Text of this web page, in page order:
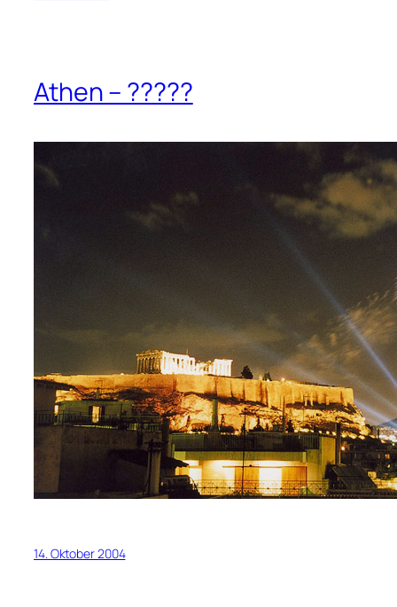
Athen – ?????
14. Oktober 2004